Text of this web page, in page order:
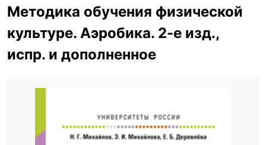
Методика обучения физической
культуре. Аэробика. 2-е изд.,
испр. и дополненное